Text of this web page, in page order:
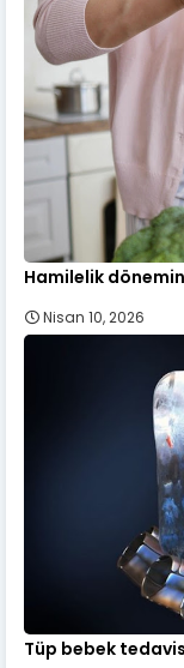
Hamilelik
Nisan 10, 2026
Tüp bebek